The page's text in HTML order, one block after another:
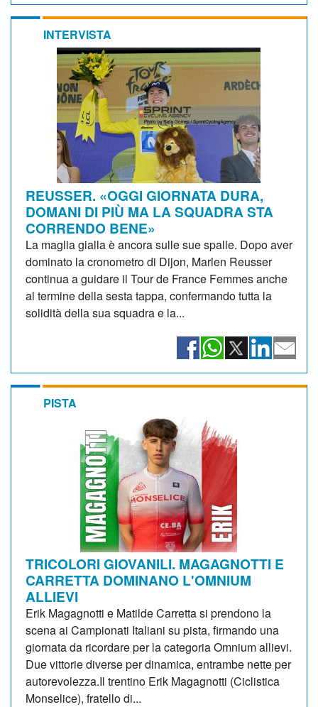
INTERVISTA
REUSSER. «OGGI GIORNATA DURA,
DOMANI DI PIÙ MA LA SQUADRA STA
CORRENDO BENE»
La maglia gialla è ancora sulle sue spalle. Dopo aver
dominato la cronometro di Dijon, Marlen Reusser
continua a guidare il Tour de France Femmes anche
al termine della sesta tappa, confermando tutta la
solidità della sua squadra e la...
PISTA
TRICOLORI GIOVANILI. MAGAGNOTTI E
CARRETTA DOMINANO L'OMNIUM
ALLIEVI
Erik Magagnotti e Matilde Carretta si prendono la
scena ai Campionati Italiani su pista, firmando una
giornata da ricordare per la categoria Omnium allievi.
Due vittorie diverse per dinamica, entrambe nette per
autorevolezza.Il trentino Erik Magagnotti (Ciclistica
Monselice), fratello di...